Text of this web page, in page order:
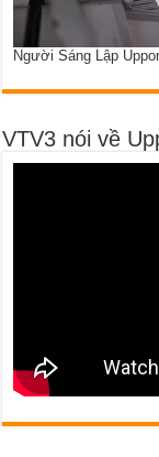
Người Sáng Lập
VTV3 nói về